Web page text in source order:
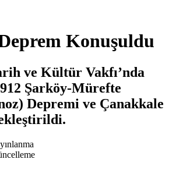
Konuşuldu
ve Kültür Vakfı’nda
Şarköy-Mürefte
Depremi ve Çanakkale